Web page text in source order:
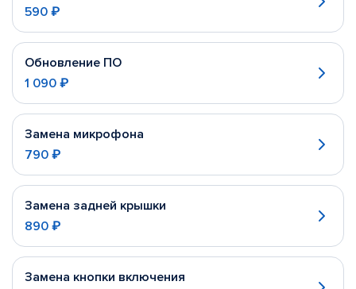
590 ₽
Обновление ПО
1 090 ₽
Замена микрофона
790 ₽
Замена задней крышки
890 ₽
Замена кнопки включения